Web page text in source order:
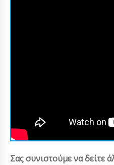
Σας συνιστούμε να δείτε